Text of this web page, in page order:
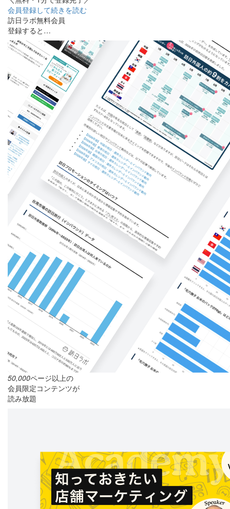
会員登録して続きを読む
訪日ラボ無料会員
登録すると…
50,000ページ以上の
会員限定コンテンツが
読み放題